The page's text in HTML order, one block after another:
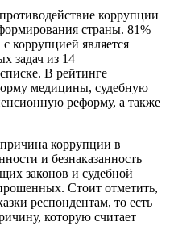
коррупции
страны. 81%
коррупцией является
задач из 14
В рейтинге
медицины, судебную
реформу, а также
коррупции в
и безнаказанность
законов и судебной
Стоит отметить,
респондентам, то есть
которую считает